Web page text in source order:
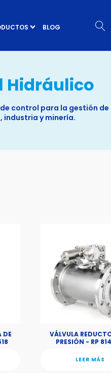
BLOG
Hidráulico
control para la gestión
industria y minería.
DE
VÁLVULA
PRESIÓN - RP
LEER MÁS